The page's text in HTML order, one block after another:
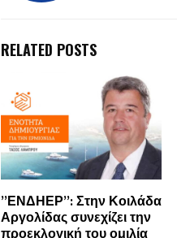
RELATED POSTS
”ΕΝΔΗΕΡ”: Στην Κοιλάδα
Αργολίδας συνεχίζει την